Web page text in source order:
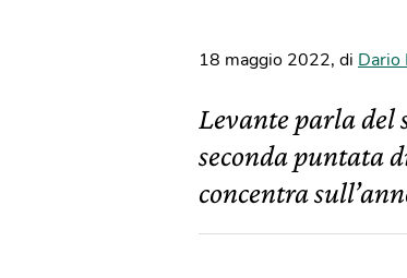
18 maggio 2022, di Dario
Levante parla del
seconda puntata
concentra